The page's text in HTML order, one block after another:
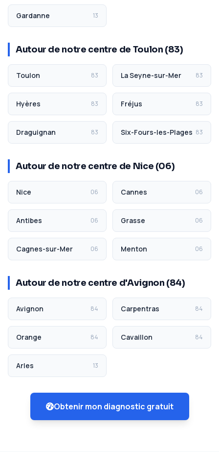
Gardanne 13
Autour de notre centre de Toulon (83)
Toulon 83 La Seyne-sur-Mer 83
Hyères 83 Fréjus 83
Draguignan 83 Six-Fours-les-Plages 83
Autour de notre centre de Nice (06)
Nice 06 Cannes 06
Antibes 06 Grasse 06
Cagnes-sur-Mer 06 Menton 06
Autour de notre centre d'Avignon (84)
Avignon 84 Carpentras 84
Orange 84 Cavaillon 84
Arles 13
Obtenir mon diagnostic gratuit